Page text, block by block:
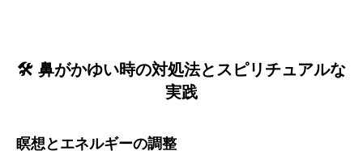
🛠️ 鼻がかゆい時の対処法とスピリチュアルな
実践
瞑想とエネルギーの調整
誕生日ランキング 金運神社